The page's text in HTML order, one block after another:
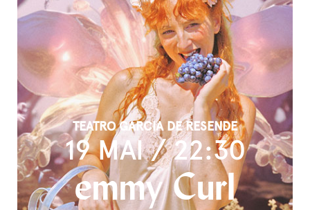
TEATRO GARCIA DE RESENDE
19 MAI / 22:30
emmy Curl